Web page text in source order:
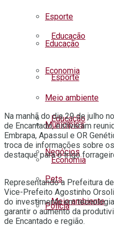
Educação
Esporte
Educação
Economia
Meio ambiente
Esporte
Educação
Economia
Meio ambiente
Municípios
Negócios
Pets
Polícia
Na manhã do dia 29 de julho
de Encantado, estiveram
Embrapa, Apassul e OR
troca de informações sobre
destaque para o trigo
Representando a Prefeitura
Vice-Prefeito Agostinho
do investimento em
garantir o aumento da
de Encantado e região.